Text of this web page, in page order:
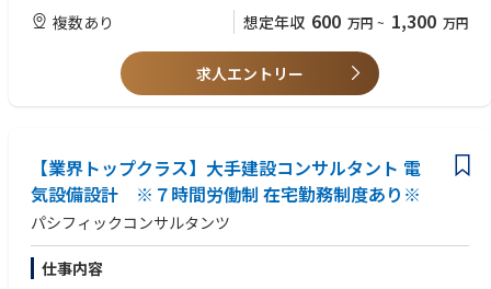
に必要な分析、解析、構想、計画作成を行うやりがいのある仕事です。
タイムライン、広域避難の計画。大規模な地震を想定した広域防災ネット
ワークに関する計画、津波避難に関する計画、地域防災計画、ハザードマ
・「防災」をやりたいが、これまでの経験の中で以下の経験者は応募可能
-設計のみの経験
-河川の解析のみの経験
複数あり 想定年収 600 万円 ~ 1,300 万円
求人エントリー
【業界トップクラス】大手建設コンサルタント 電
気設備設計 ※７時間労働制 在宅勤務制度あり※
パシフィックコンサルタンツ
仕事内容